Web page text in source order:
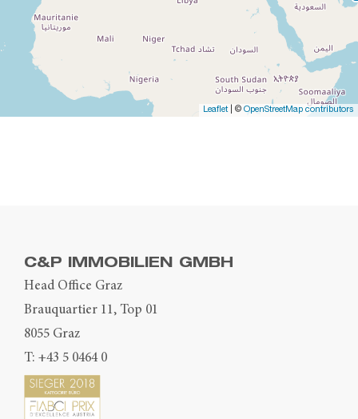
Leaflet| © OpenStreetMap contributors
C&P IMMOBILIEN GMBH
Head Office Graz
Brauquartier 11, Top 01
8055 Graz
T: +43 5 0464 0